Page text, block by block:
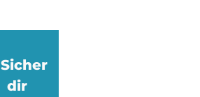
Sicher
dir